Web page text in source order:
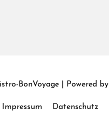
BonVoyage| Powered by
Impressum Datenschutz